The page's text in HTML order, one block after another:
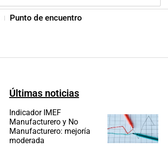
Punto de encuentro
Últimas noticias
Indicador IMEF
Manufacturero y No
Manufacturero: mejoría
moderada